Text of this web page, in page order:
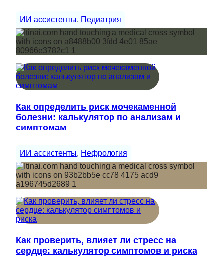
ИИ ассистенты, Педиатрия
Как определить риск мочекаменной
болезни: калькулятор по анализам и
симптомам
ИИ ассистенты, Нефрология
Как проверить, влияет ли стресс на
сердце: калькулятор симптомов и риска